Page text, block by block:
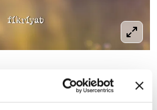
şey babamla başlar.